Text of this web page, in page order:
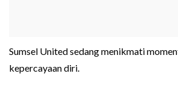
Sumsel United sedang menikmati
kepercayaan diri.